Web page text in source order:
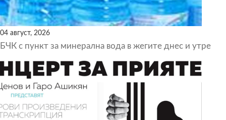
04 август, 2026
БЧК с пункт за минерална вода в жегите днес и утре